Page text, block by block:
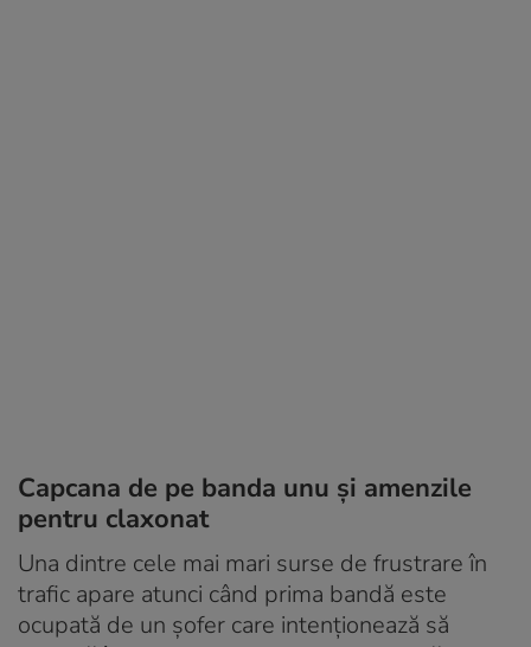
Capcana de pe banda unu și amenzile
pentru claxonat
Una dintre cele mai mari surse de frustrare în
trafic apare atunci când prima bandă este
ocupată de un șofer care intenționează să